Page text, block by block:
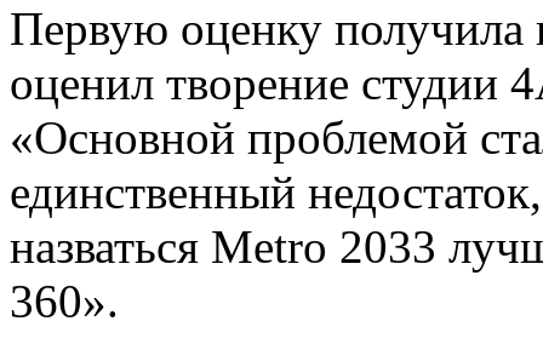
Первую оценку
оценил творение студии
«Основной проблемой
единственный
назваться Metro 2033
360».